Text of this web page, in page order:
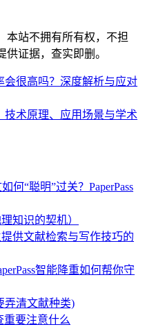
本站不拥有所有权，不担
证据，查实即删。
会很高吗？深度解析与应对
技术原理、应用场景与学术
何“聪明”过关？PaperPass
知识的契机）
供文献检索与写作技巧的
智能降重如何帮你守
弄清文献种类)
重要注意什么